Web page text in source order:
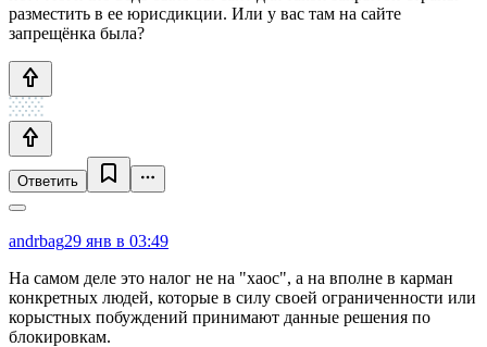
разместить в ее юрисдикции. Или у вас там на сайте
запрещёнка была?
Ответить
andrbag29 янв в 03:49
На самом деле это налог не на "хаос", а на вполне в карман
конкретных людей, которые в силу своей ограниченности или
корыстных побуждений принимают данные решения по
блокировкам.